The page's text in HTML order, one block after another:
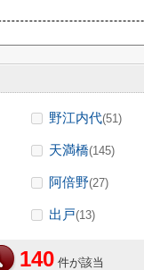
野江内代(51)
天満橋(145)
阿倍野(27)
出戸(13)
140 件が該当